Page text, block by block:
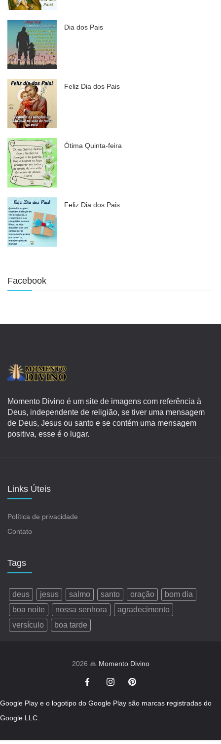
Dia dos Pais
Feliz Dia dos Pais
Ótima Quinta-feira
Feliz Dia dos Pais
Facebook
Momento Divino é um site de imagens com referência à
Deus, independente de religião, se tiver uma mensagem
de Deus, Jesus ou santo e se contém uma mensagem
positiva, esse é o lugar.
Links Úteis
Política de privacidade
Contato
Tags
deus jesus salmo santo oração
bom dia
boa noite
nossa senhora
agradecimento
versículo
boa tarde
2026 🙏 Momento Divino
Google Play e o logotipo do Google Play são marcas registradas do
Google LLC.